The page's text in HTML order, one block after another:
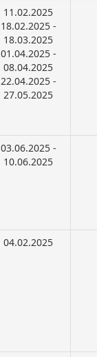
11.02.2025
18.02.2025 -
18.03.2025
01.04.2025 -
08.04.2025
22.04.2025 -
27.05.2025
03.06.2025 -
10.06.2025
04.02.2025